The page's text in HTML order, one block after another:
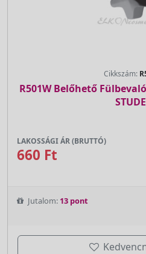
Cikkszám:
R501W Belőhető
LAKOSSÁGI ÁR (BRUTTÓ)
660 Ft
Jutalom: 13 pont